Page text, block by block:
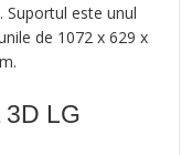
Suportul este unul
de 1072 x 629 x
LG